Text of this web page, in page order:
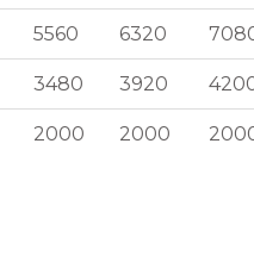
R17 R18 R19
5560 6320
3480 3920
2000 2000